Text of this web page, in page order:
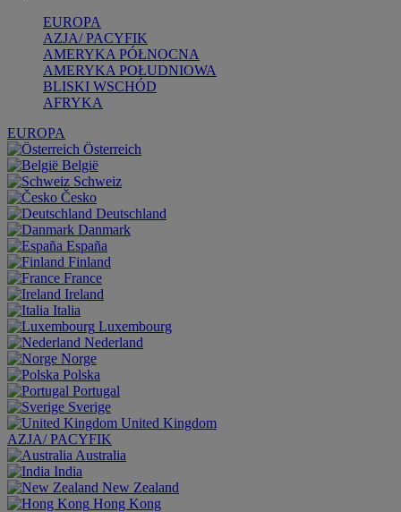
EUROPA
AZJA/ PACYFIK
AMERYKA PÓŁNOCNA
AMERYKA POŁUDNIOWA
BLISKI WSCHÓD
AFRYKA
EUROPA
Österreich
België
Schweiz
Česko
Deutschland
Danmark
España
Finland
France
Ireland
Italia
Luxembourg
Nederland
Norge
Polska
Portugal
Sverige
United Kingdom
AZJA/ PACYFIK
Australia
India
New Zealand
Hong Kong